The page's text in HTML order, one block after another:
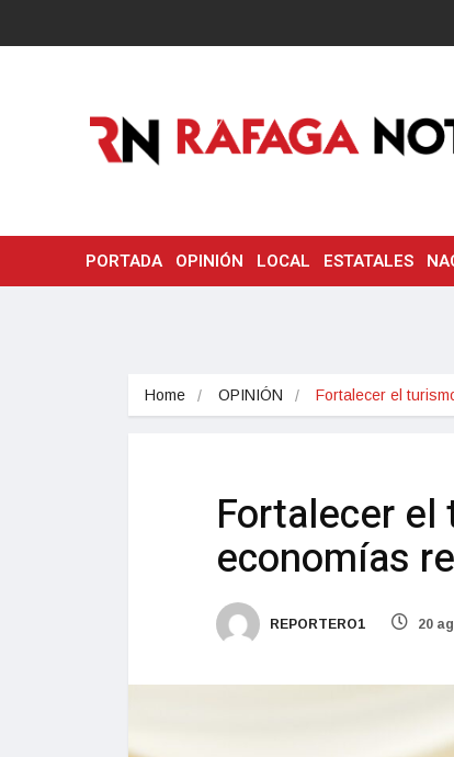
PORTADA OPINIÓN LOCAL ESTATALES
Home OPINIÓN Fortalecer el
Fortalecer
economías
REPORTERO1 20